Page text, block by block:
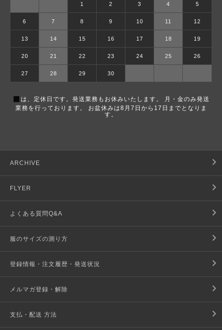
1 2 3 4 5
6 7 8 9 10 11 12
13 14 15 16 17 18 19
20 21 22 23 24 25 26
27 28 29 30
■ は、定休日です。発送業務もお休みいたします。 月・金のみ発送
業務を行っております。 お盆休みは8月7日から17日までとなりま
す。
ARCHIVE
FLYER
よくある質問Q&A
服のサイズの測り方
登録情報・注文履歴・発送状況
メルマガ登録・解除
支払・配送 方法